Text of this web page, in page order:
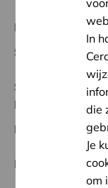
Regionaal
Startdatum:
06/
Status:
In
Herentals -
Datum:
06/10/
Beslissing:
In
die
Je
om